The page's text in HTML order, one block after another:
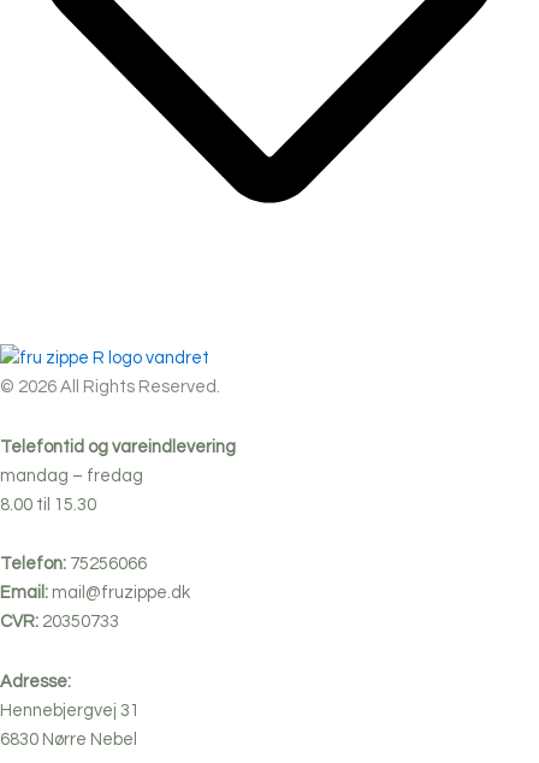
© 2026 All Rights Reserved.
Telefontid og vareindlevering
mandag – fredag
8.00 til 15.30
Telefon: 75256066
Email: mail@fruzippe.dk
CVR: 20350733
Adresse:
Hennebjergvej 31
6830 Nørre Nebel